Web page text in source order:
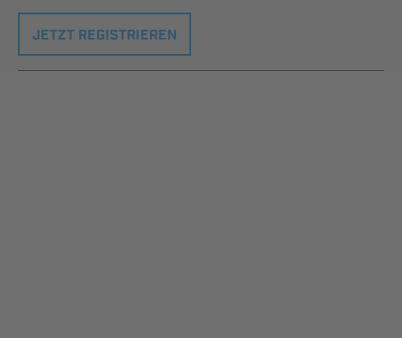
JETZT REGISTRIEREN